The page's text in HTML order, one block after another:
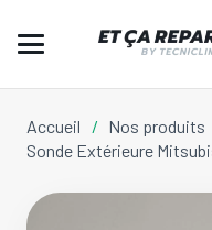
Accueil / Nos produits
Sonde Extérieure